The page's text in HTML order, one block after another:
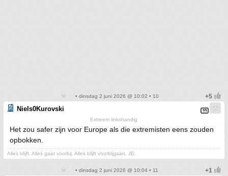
• dinsdag 2 juni 2026 @ 10:02 • 10
Niels0Kurovski
Extreem linkshandig
Het zou safer zijn voor Europe als die extremisten eens zouden
opbokken.
Alles blijft. Alles gaat voorbij. Alles blijft voorbijgaan. JD.
• dinsdag 2 juni 2026 @ 10:04 • 11